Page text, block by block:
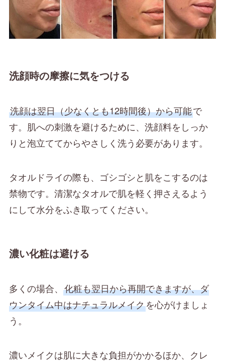
洗顔時の摩擦に気をつける
洗顔は翌日（少なくとも12時間後）から可能で
す。肌への刺激を避けるために、洗顔料をしっか
りと泡立ててからやさしく洗う必要があります。
タオルドライの際も、ゴシゴシと肌をこするのは
禁物です。清潔なタオルで肌を軽く押さえるよう
にして水分をふき取ってください。
濃い化粧は避ける
多くの場合、 化粧も翌日から再開できますが、ダ
ウンタイム中はナチュラルメイクを心がけましょ
う。
濃いメイクは肌に大きな負担がかかるほか、クレ